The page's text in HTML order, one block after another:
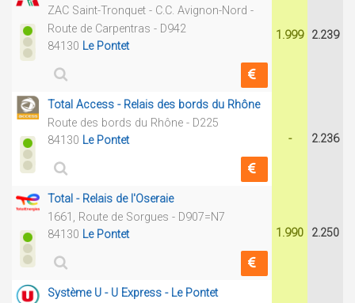
ZAC Saint-Tronquet - C.C. Avignon-Nord -
Route de Carpentras - D942
84130 Le Pontet
1.999 2.239
Total Access - Relais des bords du Rhône
Route des bords du Rhône - D225
84130 Le Pontet - 2.236
Total - Relais de l'Oseraie
1661, Route de Sorgues - D907=N7
84130 Le Pontet 1.990 2.250
Système U - U Express - Le Pontet